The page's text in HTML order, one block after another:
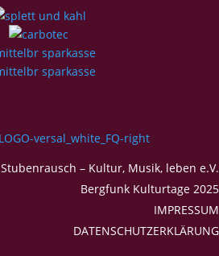
Stubenrausch – Kultur, Musik, leben e.V.
Bergfunk Kulturtage 2025
IMPRESSUM
DATENSCHUTZERKLÄRUNG